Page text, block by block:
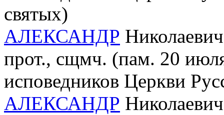
святых)
АЛЕКСАНДР
прот., сщмч. (пам. 20
исповедников Церкви
АЛЕКСАНДР